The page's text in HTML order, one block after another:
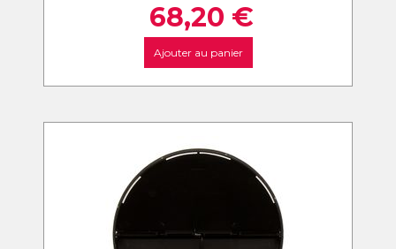
68,20 €
Ajouter au panier